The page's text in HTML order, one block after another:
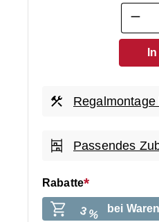
Regalmontage
Passendes
Rabatte
3 % bei